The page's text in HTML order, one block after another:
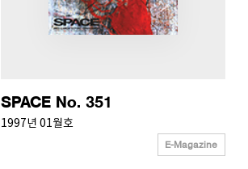
SPACE No. 351
1997년 01월호
E-Magazine